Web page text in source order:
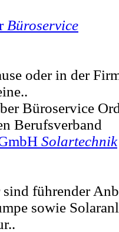
Büroservice
oder in der
Büroservice
Berufsverband
Solartechnik
führender
sowie